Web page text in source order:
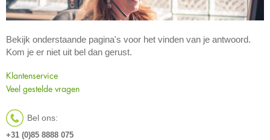
Bekijk onderstaande pagina's voor het vinden van je antwoord.
Kom je er niet uit bel dan gerust.
Klantenservice
Veel gestelde vragen
Bel ons:
+31 (0)85 8888 075